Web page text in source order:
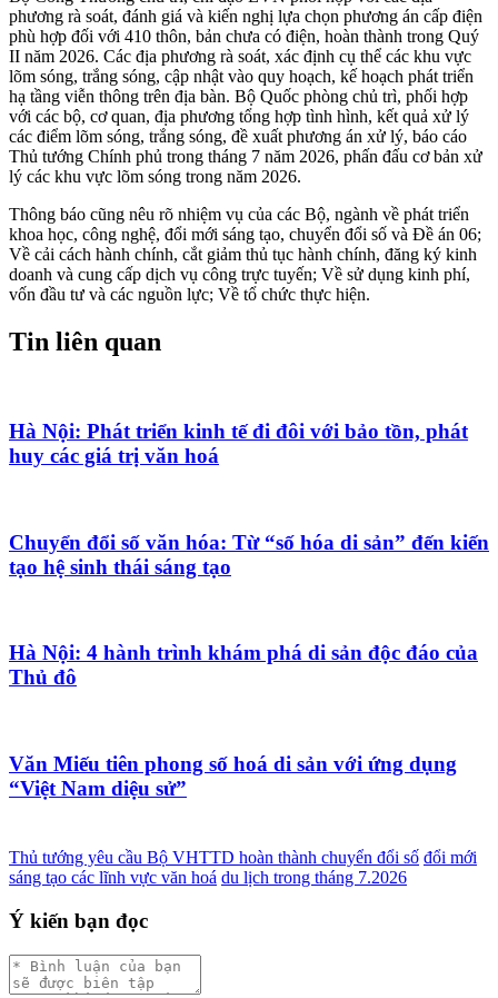
phương rà soát, đánh giá và kiến nghị lựa chọn phương án cấp điện
phù hợp đối với 410 thôn, bản chưa có điện, hoàn thành trong Quý
II năm 2026. Các địa phương rà soát, xác định cụ thể các khu vực
lõm sóng, trắng sóng, cập nhật vào quy hoạch, kế hoạch phát triển
hạ tầng viễn thông trên địa bàn. Bộ Quốc phòng chủ trì, phối hợp
với các bộ, cơ quan, địa phương tổng hợp tình hình, kết quả xử lý
các điểm lõm sóng, trắng sóng, đề xuất phương án xử lý, báo cáo
Thủ tướng Chính phủ trong tháng 7 năm 2026, phấn đấu cơ bản xử
lý các khu vực lõm sóng trong năm 2026.
Thông báo cũng nêu rõ nhiệm vụ của các Bộ, ngành về phát triển
khoa học, công nghệ, đổi mới sáng tạo, chuyển đổi số và Đề án 06;
Về cải cách hành chính, cắt giảm thủ tục hành chính, đăng ký kinh
doanh và cung cấp dịch vụ công trực tuyến; Về sử dụng kinh phí,
vốn đầu tư và các nguồn lực; Về tổ chức thực hiện.
Tin liên quan
Hà Nội: Phát triển kinh tế đi đôi với bảo tồn, phát
huy các giá trị văn hoá
Chuyển đổi số văn hóa: Từ “số hóa di sản” đến kiến
tạo hệ sinh thái sáng tạo
Hà Nội: 4 hành trình khám phá di sản độc đáo của
Thủ đô
Văn Miếu tiên phong số hoá di sản với ứng dụng
“Việt Nam diệu sử”
Thủ tướng yêu cầu Bộ VHTTD hoàn thành chuyển đổi số đổi mới
sáng tạo các lĩnh vực văn hoá du lịch trong tháng 7.2026
Ý kiến bạn đọc